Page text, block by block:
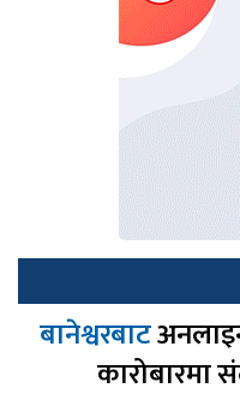
बानेश्वरबाट
कारोबारमा